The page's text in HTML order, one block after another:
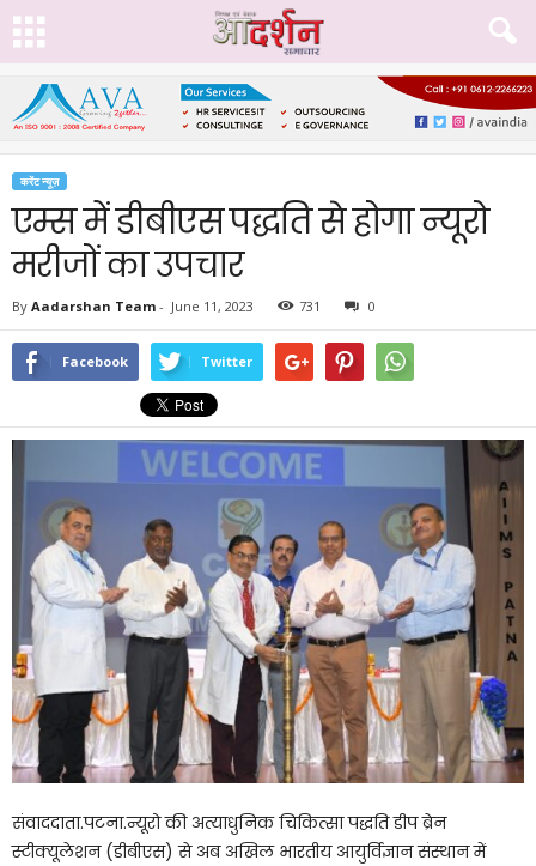
करेंट न्यूज़
एम्स में डीबीएस पद्धति से होगा न्यूरो
मरीजों का उपचार
By Aadarshan Team - June 11, 2023 731 0
Facebook Twitter
संवाददाता.पटना.न्यूरो की अत्याधुनिक चिकित्सा पद्धति डीप ब्रेन
स्टीक्यूलेशन (डीबीएस) से अब अखिल भारतीय आयुर्विज्ञान संस्थान में